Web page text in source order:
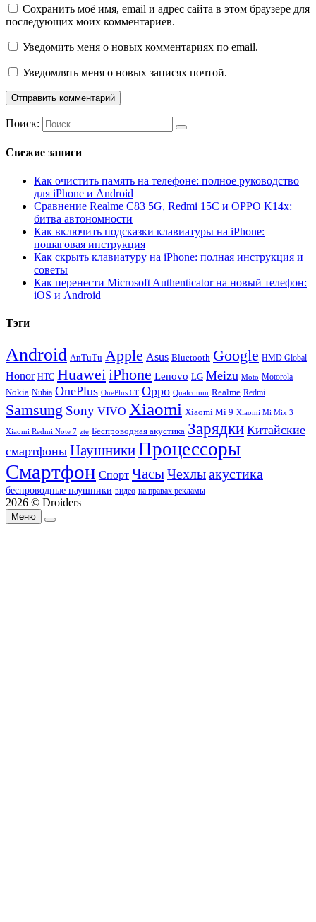
Сохранить моё имя, email и адрес сайта в этом браузере для
последующих моих комментариев.
Уведомить меня о новых комментариях по email.
Уведомлять меня о новых записях почтой.
Поиск:
Свежие записи
Как очистить память на телефоне: полное руководство
для iPhone и Android
Сравнение Realme C83 5G, Redmi 15C и OPPO K14x:
битва автономности
Как включить подсказки клавиатуры на iPhone:
пошаговая инструкция
Как скрыть клавиатуру на iPhone: полная инструкция и
советы
Как перенести Microsoft Authenticator на новый телефон:
iOS и Android
Тэги
Android AnTuTu Apple Asus Bluetooth Google HMD Global
Honor HTC HuaweiiPhone Lenovo LG Meizu Moto Motorola
Nokia Nubia OnePlus OnePlus 6T Oppo Qualcomm Realme Redmi
Samsung Sony VIVO Xiaomi Xiaomi Mi 9 Xiaomi Mi Mix 3
Xiaomi Redmi Note 7 zte Беспроводная акустика Зарядки Китайские
смартфоны НаушникиПроцессоры
Смартфон Спорт ЧасыЧехлыакустика
беспроводные наушники видео на правах рекламы
2026 © Droiders
Меню